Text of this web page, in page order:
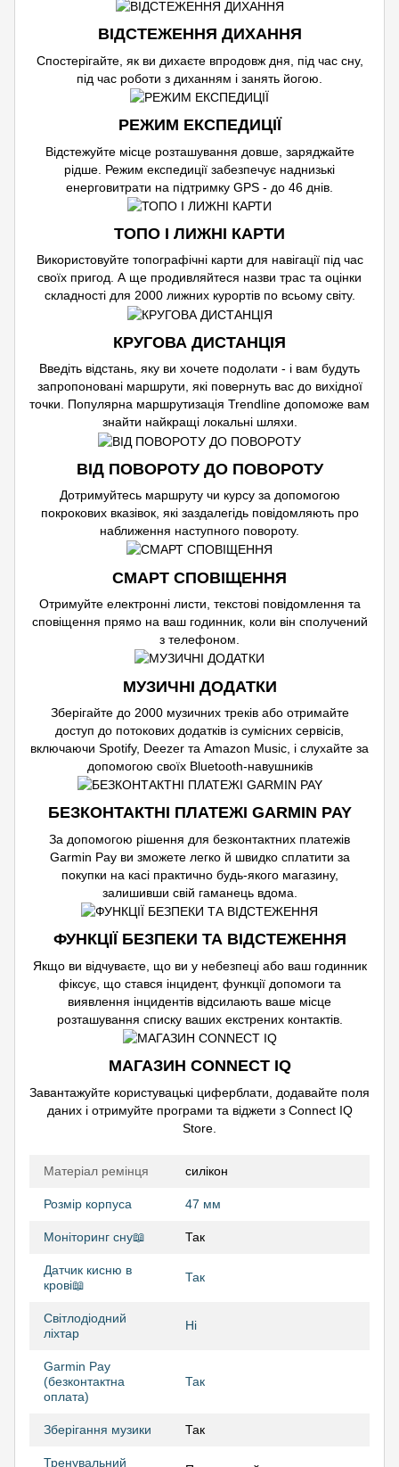
ВІДСТЕЖЕННЯ ДИХАННЯ
Спостерігайте, як ви дихаєте впродовж дня, під час сну,
під час роботи з диханням і занять йогою.
РЕЖИМ ЕКСПЕДИЦІЇ
Відстежуйте місце розташування довше, заряджайте
рідше. Режим експедиції забезпечує наднизькі
енерговитрати на підтримку GPS - до 46 днів.
ТОПО І ЛИЖНІ КАРТИ
Використовуйте топографічні карти для навігації під час
своїх пригод. А ще продивляйтеся назви трас та оцінки
складності для 2000 лижних курортів по всьому світу.
КРУГОВА ДИСТАНЦІЯ
Введіть відстань, яку ви хочете подолати - і вам будуть
запропоновані маршрути, які повернуть вас до вихідної
точки. Популярна маршрутизація Trendline допоможе вам
знайти найкращі локальні шляхи.
ВІД ПОВОРОТУ ДО ПОВОРОТУ
Дотримуйтесь маршруту чи курсу за допомогою
покрокових вказівок, які заздалегідь повідомляють про
наближення наступного повороту.
СМАРТ СПОВІЩЕННЯ
Отримуйте електронні листи, текстові повідомлення та
сповіщення прямо на ваш годинник, коли він сполучений
з телефоном.
МУЗИЧНІ ДОДАТКИ
Зберігайте до 2000 музичних треків або отримайте
доступ до потокових додатків із сумісних сервісів,
включаючи Spotify, Deezer та Amazon Music, і слухайте за
допомогою своїх Bluetooth-навушників
БЕЗКОНТАКТНІ ПЛАТЕЖІ GARMIN PAY
За допомогою рішення для безконтактних платежів
Garmin Pay ви зможете легко й швидко сплатити за
покупки на касі практично будь-якого магазину,
залишивши свій гаманець вдома.
ФУНКЦІЇ БЕЗПЕКИ ТА ВІДСТЕЖЕННЯ
Якщо ви відчуваєте, що ви у небезпеці або ваш годинник
фіксує, що стався інцидент, функції допомоги та
виявлення інцидентів відсилають ваше місце
розташування списку ваших екстрених контактів.
МАГАЗИН CONNECT IQ
Завантажуйте користувацькі циферблати, додавайте поля
даних і отримуйте програми та віджети з Connect IQ
Store.
Матеріал ремінця силікон
Розмір корпуса 47 мм
Моніторинг сну📖 Так
Датчик кисню в
крові📖
Так
Світлодіодний
ліхтар
Ні
Garmin Pay
(безконтактна
оплата)
Так
Зберігання музики Так
Тренувальний